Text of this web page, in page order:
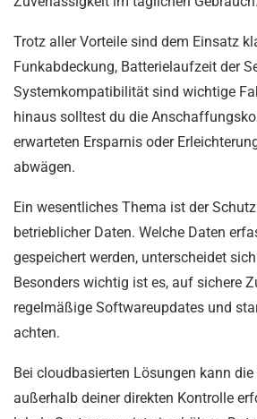
Trotz aller Vorteile sind dem Einsatz
Funkabdeckung, Batterielaufzeit der
Systemkompatibilität sind wichtige
hinaus solltest du die
erwarteten Ersparnis oder
abwägen.
Ein wesentliches Thema ist der
betrieblicher Daten. Welche Daten
gespeichert werden, unterscheidet
Besonders wichtig ist es, auf sichere
regelmäßige Softwareupdates und
achten.
Bei cloudbasierten Lösungen kann
außerhalb deiner direkten Kontrolle